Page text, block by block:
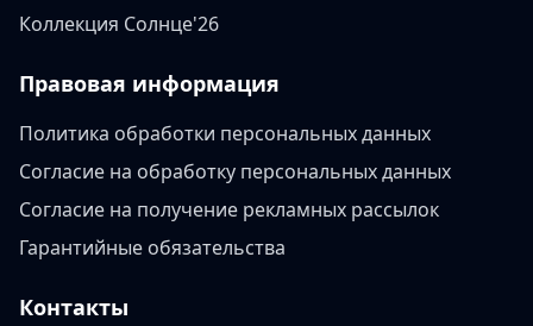
Коллекция Солнце'26
Правовая информация
Политика обработки персональных данных
Согласие на обработку персональных данных
Согласие на получение рекламных рассылок
Гарантийные обязательства
Контакты